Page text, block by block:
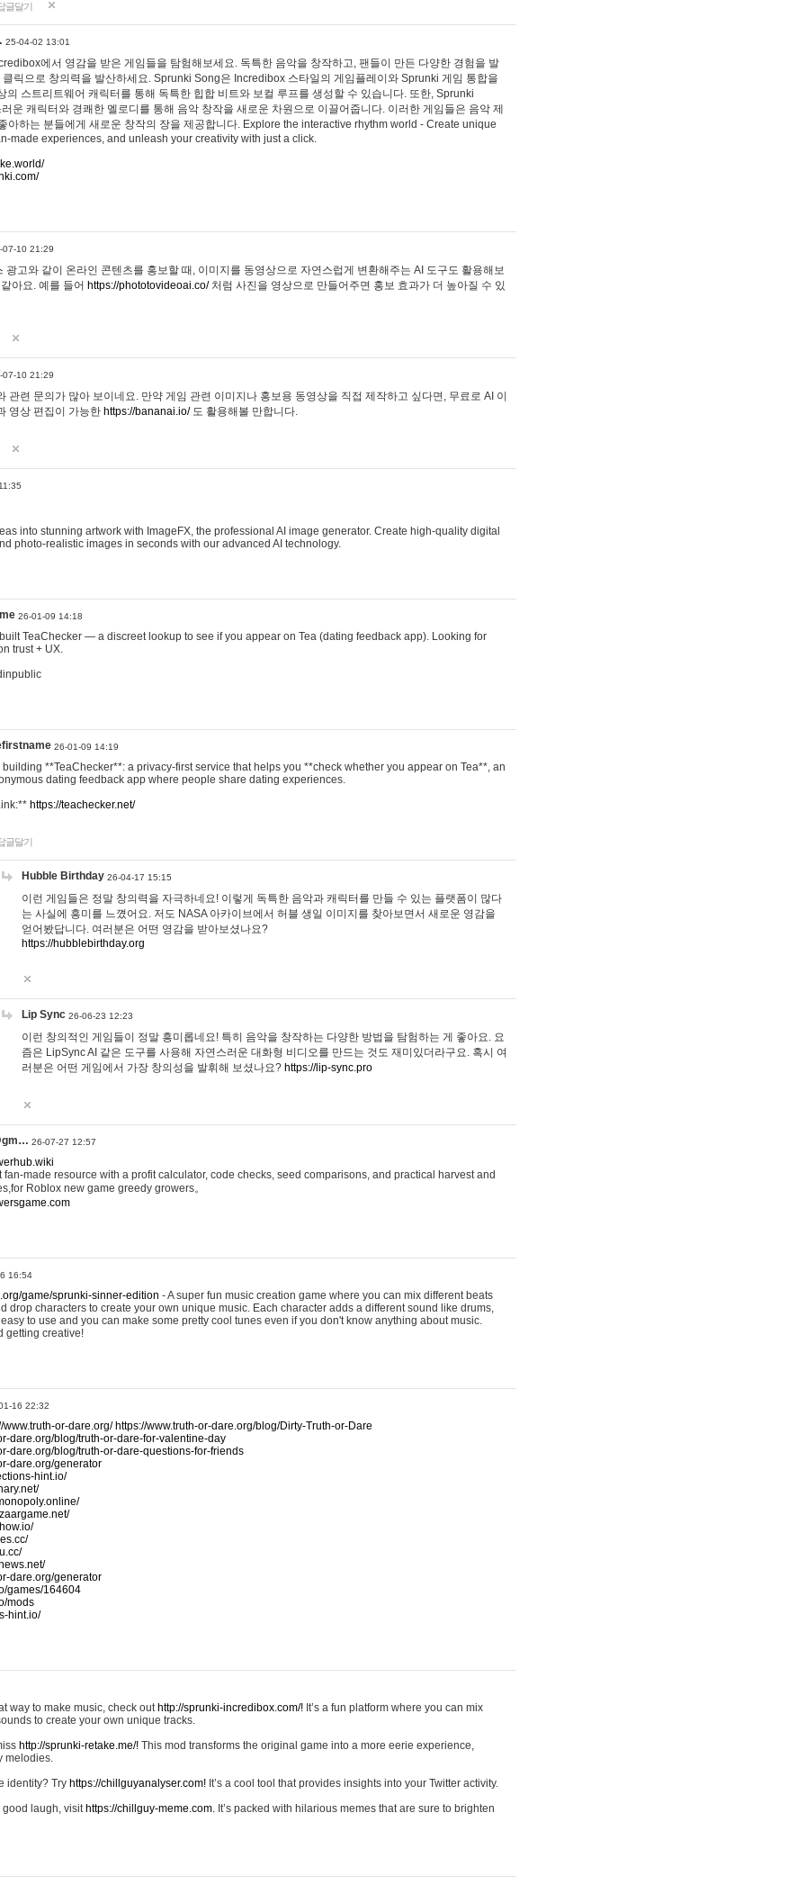
글달기
25-04-02 13:01
에서 영감을 받은 게임들을 탐험해보세요. 독특한 음악을 창작하고, 팬들이 만든 다양한 경험을 발
클릭으로 창의력을 발산하세요. Sprunki Song은 Incredibox 스타일의 게임플레이와 Sprunki 게임 통합을
의 스트리트웨어 캐릭터를 통해 독특한 힙합 비트와 보컬 루프를 생성할 수 있습니다. 또한, Sprunki
운 캐릭터와 경쾌한 멜로디를 통해 음악 창작을 새로운 차원으로 이끌어줍니다. 이러한 게임들은 음악 제
아하는 분들에게 새로운 창작의 장을 제공합니다. Explore the interactive rhythm world - Create unique
made experiences, and unleash your creativity with just a click.
07-10 21:29
광고와 같이 온라인 콘텐츠를 홍보할 때, 이미지를 동영상으로 자연스럽게 변환해주는 AI 도구도 활용해보
아요. 예를 들어 https://phototovideoai.co/처럼 사진을 영상으로 만들어주면 홍보 효과가 더 높아질 수 있
07-10 21:29
관련 문의가 많아 보이네요. 만약 게임 관련 이미지나 홍보용 동영상을 직접 제작하고 싶다면, 무료로 AI 이
영상 편집이 가능한 https://bananai.io/도 활용해볼 만합니다.
into stunning artwork with ImageFX, the professional AI image generator. Create high-quality digital
photo-realistic images in seconds with our advanced AI technology.
26-01-09 14:18
TeaChecker — a discreet lookup to see if you appear on Tea (dating feedback app). Looking for
trust + UX.
26-01-09 14:19
building **TeaChecker**: a privacy-first service that helps you **check whether you appear on Tea**, an
dating feedback app where people share dating experiences.
https://teachecker.net/
글달기
Hubble Birthday 26-04-17 15:15
이런 게임들은 정말 창의력을 자극하네요! 이렇게 독특한 음악과 캐릭터를 만들 수 있는 플랫폼이 많다
는 사실에 흥미를 느꼈어요. 저도 NASA 아카이브에서 허블 생일 이미지를 찾아보면서 새로운 영감을
얻어봤답니다. 여러분은 어떤 영감을 받아보셨나요?
https://hubblebirthday.org
Lip Sync 26-06-23 12:23
이런 창의적인 게임들이 정말 흥미롭네요! 특히 음악을 창작하는 다양한 방법을 탐험하는 게 좋아요. 요
즘은 LipSync AI 같은 도구를 사용해 자연스러운 대화형 비디오를 만드는 것도 재미있더라구요. 혹시 여
러분은 어떤 게임에서 가장 창의성을 발휘해 보셨나요? https://lip-sync.pro
26-07-27 12:57
made resource with a profit calculator, code checks, seed comparisons, and practical harvest and
Roblox new game greedy growers。
16:54
game/sprunki-sinner-edition - A super fun music creation game where you can mix different beats
drop characters to create your own unique music. Each character adds a different sound like drums,
to use and you can make some pretty cool tunes even if you don't know anything about music.
getting creative!
16 22:32
www.truth-or-dare.org/ https://www.truth-or-dare.org/blog/Dirty-Truth-or-Dare
dare.org/blog/truth-or-dare-for-valentine-day
dare.org/blog/truth-or-dare-questions-for-friends
dare.org/generator
hint.io/
dare.org/generator
games/164604
mods
hint.io/
way to make music, check out http://sprunki-incredibox.com/! It’s a fun platform where you can mix
to create your own unique tracks.
http://sprunki-retake.me/! This mod transforms the original game into a more eerie experience,
melodies.
identity? Try https://chillguyanalyser.com! It’s a cool tool that provides insights into your Twitter activity.
good laugh, visit https://chillguy-meme.com. It’s packed with hilarious memes that are sure to brighten